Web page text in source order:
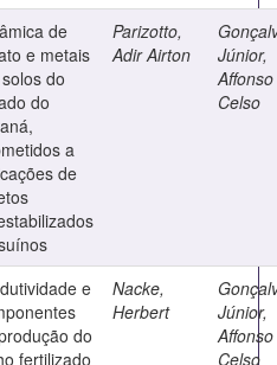
de
e metais
do
do
a
de
Parizotto,
Adir Airton
Júnior,
Affonso
Celso
e
do
fertilizado
Nacke,
Herbert
Júnior,
Affonso
Celso